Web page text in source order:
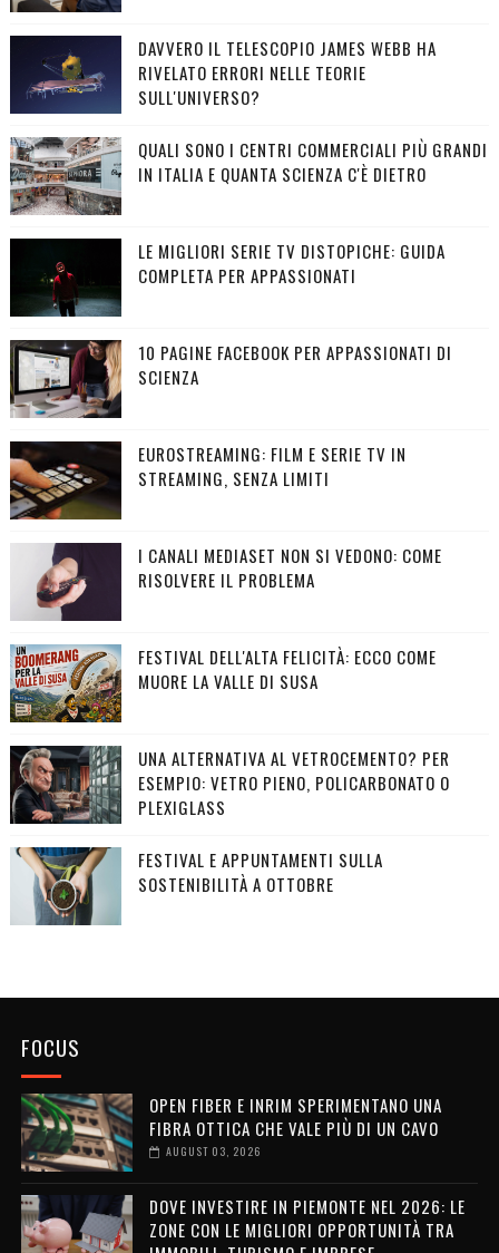
DAVVERO IL TELESCOPIO JAMES WEBB HA
RIVELATO ERRORI NELLE TEORIE
SULL'UNIVERSO?
QUALI SONO I CENTRI COMMERCIALI PIÙ GRANDI
IN ITALIA E QUANTA SCIENZA C'È DIETRO
LE MIGLIORI SERIE TV DISTOPICHE: GUIDA
COMPLETA PER APPASSIONATI
10 PAGINE FACEBOOK PER APPASSIONATI DI
SCIENZA
EUROSTREAMING: FILM E SERIE TV IN
STREAMING, SENZA LIMITI
I CANALI MEDIASET NON SI VEDONO: COME
RISOLVERE IL PROBLEMA
FESTIVAL DELL'ALTA FELICITÀ: ECCO COME
MUORE LA VALLE DI SUSA
UNA ALTERNATIVA AL VETROCEMENTO? PER
ESEMPIO: VETRO PIENO, POLICARBONATO O
PLEXIGLASS
FESTIVAL E APPUNTAMENTI SULLA
SOSTENIBILITÀ A OTTOBRE
FOCUS
OPEN FIBER E INRIM SPERIMENTANO UNA
FIBRA OTTICA CHE VALE PIÙ DI UN CAVO
AUGUST 03, 2026
DOVE INVESTIRE IN PIEMONTE NEL 2026: LE
ZONE CON LE MIGLIORI OPPORTUNITÀ TRA